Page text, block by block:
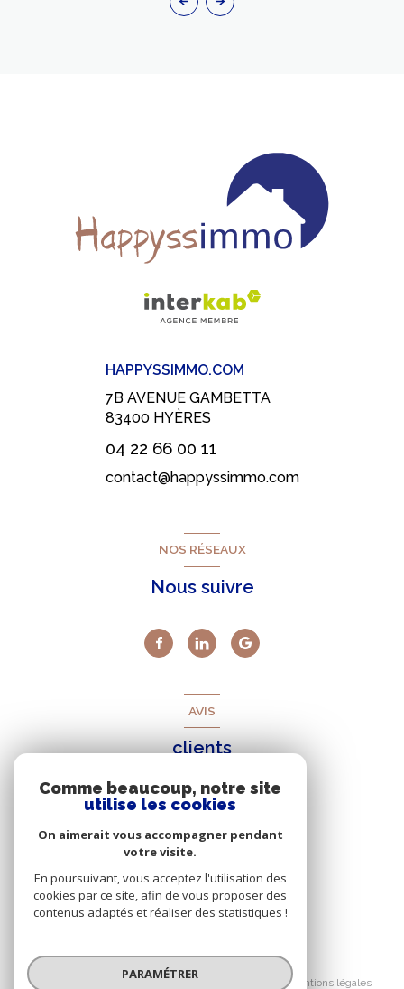
HAPPYSSIMMO.COM
7B AVENUE GAMBETTA
83400 HYÈRES
04 22 66 00 11
contact@happyssimmo.com
NOS RÉSEAUX
Nous suivre
AVIS
clients
© 2026 | Tous droits réservés
Mentions légales
Comme beaucoup, notre site
utilise les cookies
On aimerait vous accompagner pendant
votre visite.
En poursuivant, vous acceptez l'utilisation des
cookies par ce site, afin de vous proposer des
contenus adaptés et réaliser des statistiques !
PARAMÉTRER